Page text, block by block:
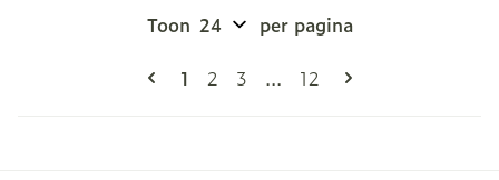
Pagina's
U lees momenteel pagina
1 Pagina
2 Pagina
3 ... Pagina
12
Toon per pagina